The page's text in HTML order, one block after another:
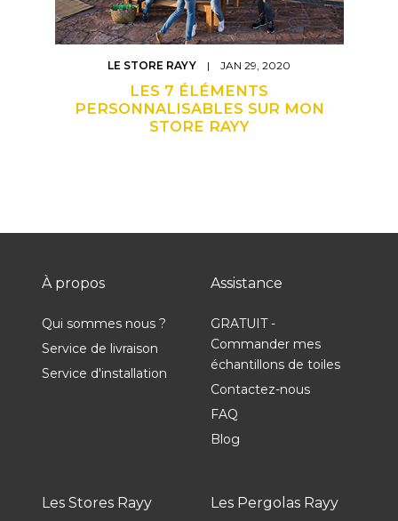
LE STORE RAYY | JAN 29, 2020
LES 7 ÉLÉMENTS
PERSONNALISABLES SUR MON
STORE RAYY
À propos
Qui sommes nous ?
Service de livraison
Service d'installation
Assistance
GRATUIT -
Commander mes
échantillons de toiles
Contactez-nous
FAQ
Blog
Les Stores Rayy Les Pergolas Rayy